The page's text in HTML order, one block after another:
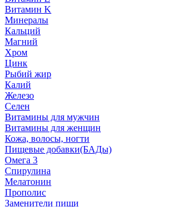
Витамин K
Минералы
Кальций
Магний
Хром
Цинк
Рыбий жир
Калий
Железо
Селен
Витамины для мужчин
Витамины для женщин
Кожа, волосы, ногти
Пищевые добавки(БАДы)
Омега 3
Спирулина
Мелатонин
Прополис
Заменители пищи